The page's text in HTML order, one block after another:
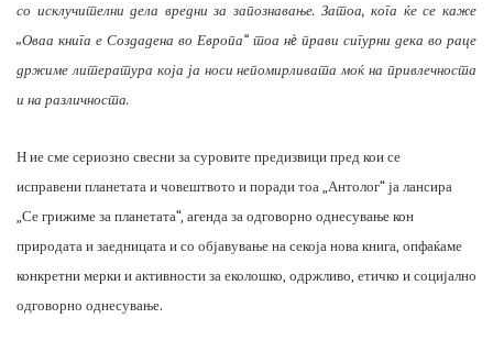
со исклучителни дела вредни за запознавање. Затоа, кога ќе се каже
„Оваа книга е Создадена во Европа“ тоа нè прави сигурни дека во раце
држиме литература која ја носи непомирливата моќ на привлечноста
и на различноста.
Н ие сме сериозно свесни за суровите предизвици пред кои се
исправени планетата и човештвото и поради тоа „Антолог“ ја лансира
„Се грижиме за планетата“, агенда за одговорно однесување кон
природата и заедницата и со објавување на секоја нова книга, опфаќаме
конкретни мерки и активности за еколошко, одржливо, етичко и социјално
одговорно однесување.